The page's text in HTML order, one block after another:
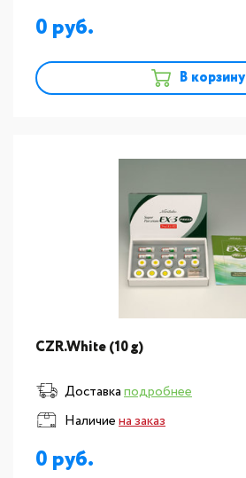
0
В корзину
CZR.White (10 g)
Доставкаподробнее
Наличиена заказ
0